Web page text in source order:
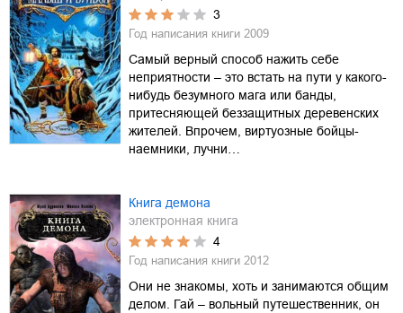
3
Год написания книги 2009
Самый верный способ нажить себе
неприятности – это встать на пути у какого-
нибудь безумного мага или банды,
притесняющей беззащитных деревенских
жителей. Впрочем, виртуозные бойцы-
наемники, лучни…
Книга демона
электронная книга
4
Год написания книги 2012
Они не знакомы, хоть и занимаются общим
делом. Гай – вольный путешественник, он